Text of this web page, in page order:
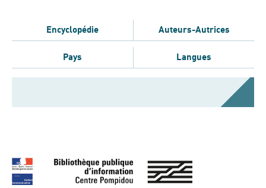
Encyclopédie Auteurs-Autrices
Pays Langues